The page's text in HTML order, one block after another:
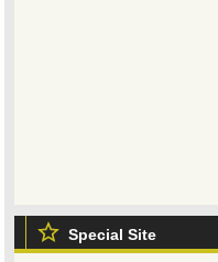
Special Site